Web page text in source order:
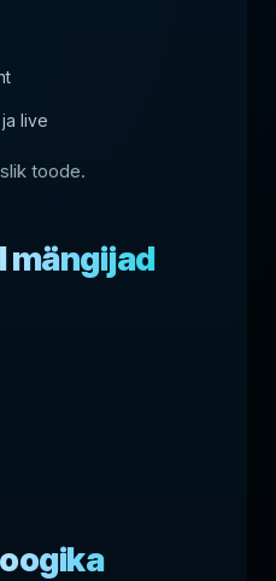
live
toode.
mängijad